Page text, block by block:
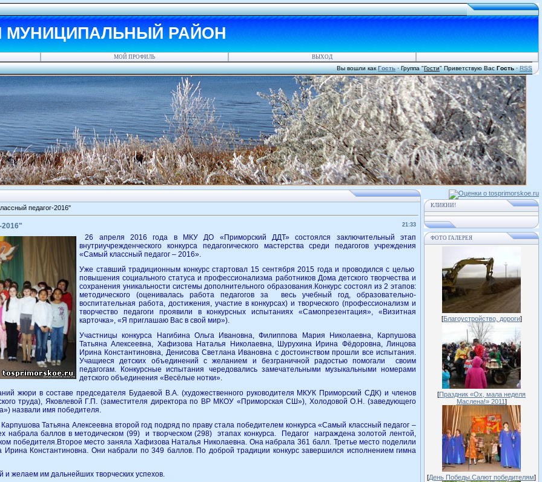
МУНИЦИПАЛЬНЫЙ РАЙОН
МОЙ ПРОФИЛЬ ВЫХОД
Вы вошли как Гость·Группа"Гости"Приветствую ВасГость·RSS
педагог-2016"
21:33
2016"
26 апреля 2016 года в МКУ ДО «Приморский ДДТ» состоялся заключительный этап
внутриучрежденческого конкурса педагогического мастерства среди педагогов учреждения
«Самый классный педагог – 2016».
Уже ставший традиционным конкурс стартовал 15 сентября 2015 года и проводился с целью
повышения социального статуса и профессионализма работников Дома детского творчества и
сохранения уникальности системы дополнительного образования.Конкурс состоял из 2 этапов:
методического (оценивалась работа педагогов за весь учебный год, образовательно-
воспитательная работа, достижения, участие в конкурсах) и творческого (профессионализм и
творчество педагоги проявили в конкурсных испытаниях «Самопрезентация», «Визитная
карточка», «Я приглашаю Вас в свой мир»).
Участницы конкурса Нагибина Ольга Ивановна, Филиппова Мария Николаевна, Карпушова
Татьяна Алексеевна, Хафизова Наталья Николаевна, Шурухина Ирина Фёдоровна, Линцова
Ирина Константиновна, Денисова Светлана Ивановна с достоинством прошли все испытания.
Учащиеся детских объединений с желанием и безграничной радостью помогали своим
педагогам. Конкурсные испытания чередовались замечательными музыкальными номерами
детского объединения «Весёлые нотки».
жюри в составе председателя Будаевой В.А. (художественного руководителя МКУК Приморский СДК) и членов
труда), Яковлевой Г.П. (заместителя директора по ВР МКОУ «Приморская СШ»), Холодовой О.Н. (заведующего
назвали имя победителя.
Татьяна Алексеевна второй год подряд по праву стала победителем конкурса «Самый классный педагог –
набрала баллов в методическом (99) и творческом (298) этапах конкурса. Педагог награждена золотой лентой,
победителя.Второе место заняла Хафизова Наталья Николаевна. Она набрала 361 балл. Третье место поделили
Константиновна. Они набрали по 349 баллов. По доброй традиции конкурс завершился исполнением гимна
желаем им дальнейших творческих успехов.
КЛИКНИ!
ФОТО ГАЛЕРЕЯ
[Благоустройство, дороги]
[Праздник «Ох, мала неделя
Маслена!» 2011]
[День Победы.Салют победителям]